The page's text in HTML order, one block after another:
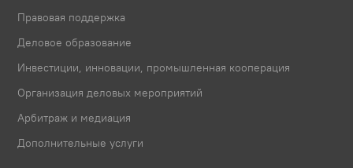
Правовая поддержка
Деловое образование
Инвестиции, инновации, промышленная кооперация
Организация деловых мероприятий
Арбитраж и медиация
Дополнительные услуги